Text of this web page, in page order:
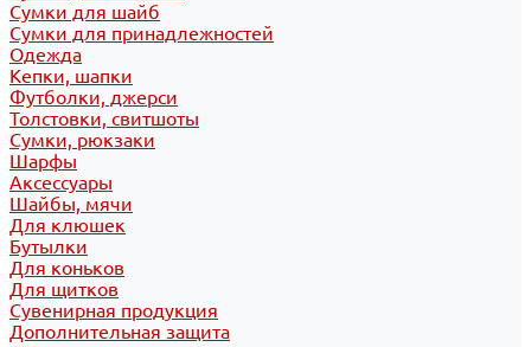
Сумки для шайб
Сумки для принадлежностей
Одежда
Кепки, шапки
Футболки, джерси
Толстовки, свитшоты
Сумки, рюкзаки
Шарфы
Аксессуары
Шайбы, мячи
Для клюшек
Бутылки
Для коньков
Для щитков
Сувенирная продукция
Дополнительная защита